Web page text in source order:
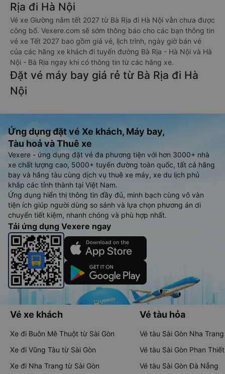
Rịa đi Hà Nội
Vé xe Giường nằm tết 2027 từ Bà Rịa đi Hà Nội vẫn chưa được
công bố. Vexere.com sẽ sớm thông báo cho các bạn thông tin
vé xe Tết 2027 bao gồm giá vé, lịch trình, ngày giờ bán vé
của các hãng xe khách đi tuyến đường Bà Rịa - Hà Nội và Hà
Nội - Bà Rịa ngay khi có thông tin từ các hãng xe.
Đặt vé máy bay giá rẻ từ Bà Rịa đi Hà
Nội
Ứng dụng đặt vé Xe khách, Máy bay,
Tàu hoả và Thuê xe
Vexere - ứng dụng đặt vé đa phương tiện với hơn 3000+ nhà
xe chất lượng cao, 5000+ tuyến đường toàn quốc, tất cả hãng
bay và hãng tàu cùng dịch vụ thuê xe máy, xe du lịch phủ
khắp các tỉnh thành tại Việt Nam.
Ứng dụng hiển thị thông tin đầy đủ, minh bạch cùng vô vàn
tiện ích giúp người dùng so sánh và lựa chọn phương án di
chuyển tiết kiệm, nhanh chóng và phù hợp nhất.
Tải ứng dụng Vexere ngay
Vé xe khách
Xe đi Buôn Mê Thuột từ Sài Gòn
Xe đi Vũng Tàu từ Sài Gòn
Xe đi Nha Trang từ Sài Gòn
Vé tàu hỏa
Vé tàu Sài Gòn Nha Trang
Vé tàu Sài Gòn Phan Thiết
Vé tàu Sài Gòn Đà Nẵng